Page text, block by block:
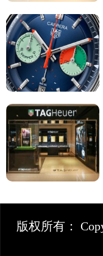
版权所有：